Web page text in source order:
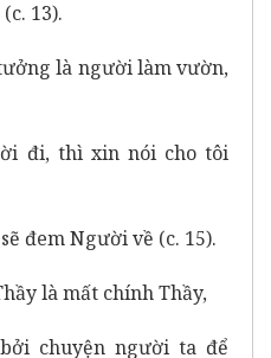
13).
là người làm vườn,
đi, thì xin nói cho tôi
đem Người về (c. 15).
là mất chính Thầy,
chuyện người ta để